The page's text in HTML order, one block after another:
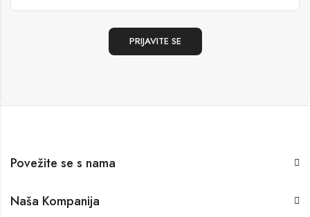
Povežite se s nama
Naša Kompanija